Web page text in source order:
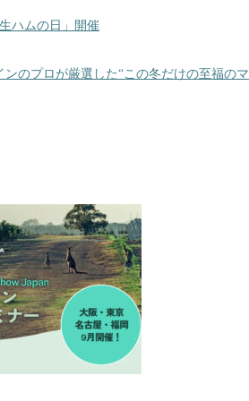
ハムの日」開催
ンのプロが厳選した“この冬だけの至福の